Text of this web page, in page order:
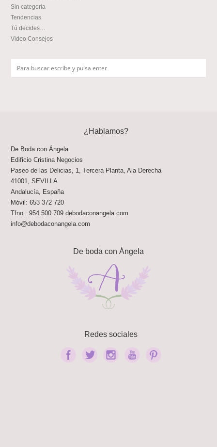
Sin categoría
Tendencias
Tú decides…
Video Consejos
¿Hablamos?
De Boda con Ángela
Edificio Cristina Negocios
Paseo de las Delicias, 1, Tercera Planta, Ala Derecha
41001
,SEVILLA
Andalucía España
Móvil:653 372 720
Tfno.:954 500 709 debodaconangela.com
info@debodaconangela.com
De boda con Ángela
Redes sociales